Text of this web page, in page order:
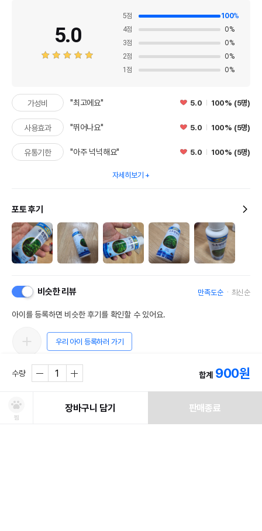
상품 필수 정보
품명 및 모델명
경우 그에 대한 사항
제조국 또는 원산지 대한민국
제조자,수입품의 경우
수입자를 함께 표기
국제프리츠
또는 소비자상담 관련
전화번호
유통기한
유통기한이 최소 2026.12.05이거나 그
이후인 상품이 출고됩니다.
단, 상품명에 유통기한 명시된 경우, 해당
5.0
5점 100%
4점 0%
3점 0%
2점 0%
1 점 0%
가성비 "최고에요" 5.0 100% (5명)
사용효과 "뛰어나요" 5.0 100% (5명)
유통기한 "아주 넉넉해요" 5.0 100% (5명)
자세히보기
포토 후기
비슷한 리뷰 만족도순 최신순
아이를 등록하면 비슷한 후기를 확인할 수 있어요.
우리 아이 등록하러 가기
진상토박이 2022.02.05
첫구매
0
수량 합계 900원
찜
장바구니 담기 판매종료